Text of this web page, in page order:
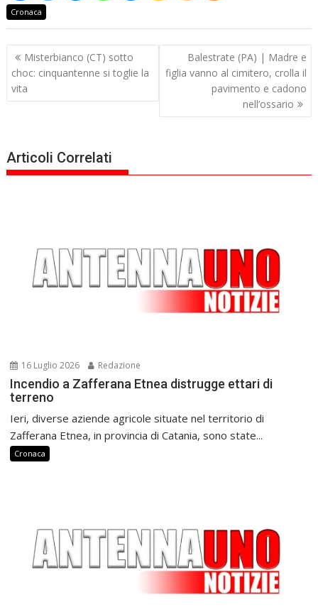
Cronaca
Navigazione
articoli
Misterbianco (CT) sotto
choc: cinquantenne si toglie la
vita
Balestrate (PA) | Madre e
figlia vanno al cimitero, crolla il
pavimento e cadono
nell’ossario
Articoli Correlati
16 Luglio 2026 Redazione
Incendio a Zafferana Etnea distrugge ettari di
terreno
Ieri, diverse aziende agricole situate nel territorio di
Zafferana Etnea, in provincia di Catania, sono state...
Cronaca